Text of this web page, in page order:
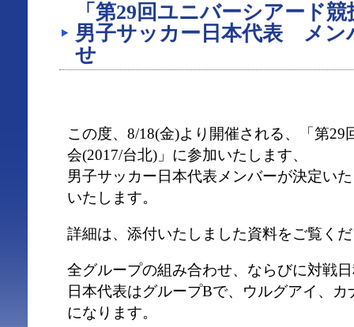
「第29回ユニバーシアード
男子サッカー日本代表 メン
せ
この度、8/18(金)より開催される、「第
会(2017/台北)」に参加いたします、
男子サッカー日本代表メンバーが決定い
いたします。
詳細は、添付いたしました資料をご覧く
全グループの組み合わせ、ならびに対戦
日本代表はグループBで、ウルグアイ、
になります。